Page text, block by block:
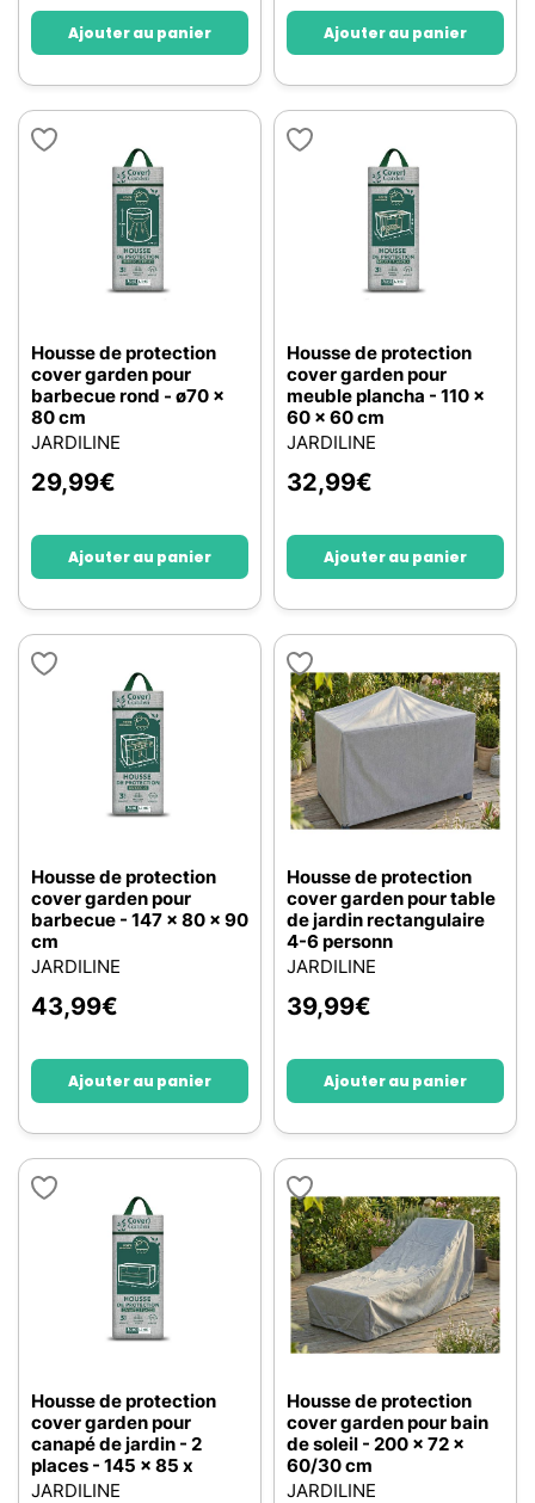
Ajouter au panier Ajouter au panier
Housse de protection
cover garden pour
barbecue rond - ø70 x
80 cm
JARDILINE
29,99€
Ajouter au panier
Housse de protection
cover garden pour
meuble plancha - 110 x
60 x 60 cm
JARDILINE
32,99€
Ajouter au panier
Housse de protection
cover garden pour
barbecue - 147 x 80 x 90
cm
JARDILINE
43,99€
Ajouter au panier
Housse de protection
cover garden pour table
de jardin rectangulaire
4-6 personn
JARDILINE
39,99€
Ajouter au panier
Housse de protection
cover garden pour
canapé de jardin - 2
places - 145 x 85 x
JARDILINE
Housse de protection
cover garden pour bain
de soleil - 200 x 72 x
60/30 cm
JARDILINE